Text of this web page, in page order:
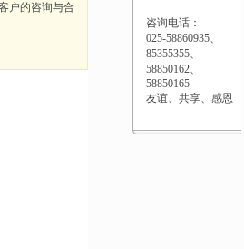
咨询电话：
025-58860935、
85355355、
58850162、
58850165
友谊、共享、感恩
户的咨询与合